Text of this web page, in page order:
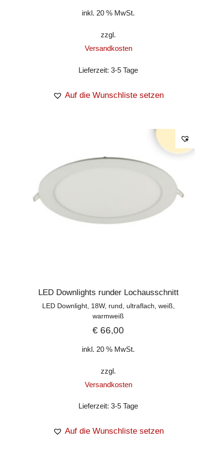
inkl. 20 % MwSt.
zzgl.
Versandkosten
Lieferzeit:3-5 Tage
Auf die Wunschliste setzen
LED Downlights runder Lochausschnitt
LED Downlight, 18W, rund, ultraflach, weiß,
warmweiß
€ 66,00
inkl. 20 % MwSt.
zzgl.
Versandkosten
Lieferzeit:3-5 Tage
Auf die Wunschliste setzen